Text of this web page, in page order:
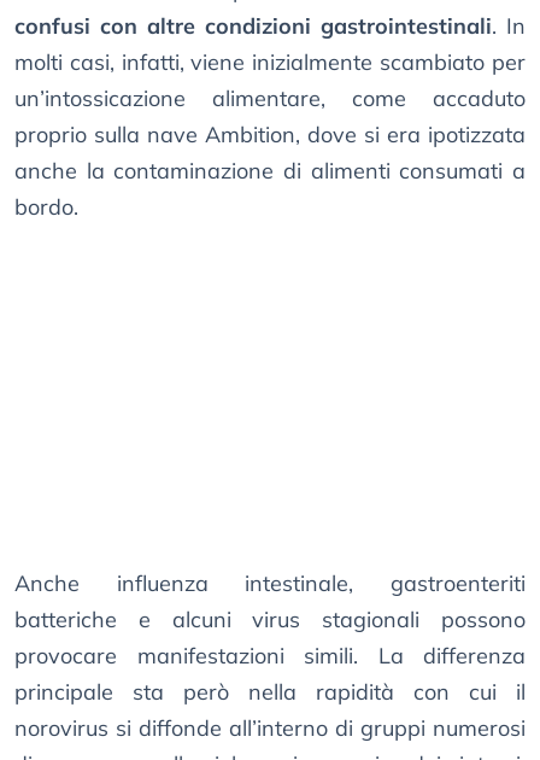
confusi con altre condizioni gastrointestinali. In
molti casi, infatti, viene inizialmente scambiato per
un’intossicazione alimentare, come accaduto
proprio sulla nave Ambition, dove si era ipotizzata
anche la contaminazione di alimenti consumati a
bordo.
Anche influenza intestinale, gastroenteriti
batteriche e alcuni virus stagionali possono
provocare manifestazioni simili. La differenza
principale sta però nella rapidità con cui il
norovirus si diffonde all’interno di gruppi numerosi